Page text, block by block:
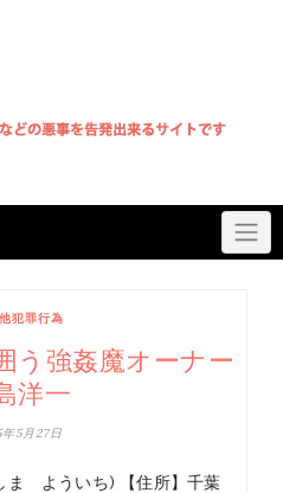
犯罪行為
う強姦魔オーナー
洋一
5月27日
ま よういち) 【住所】千葉